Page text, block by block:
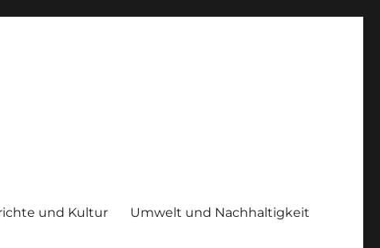
und Kultur Umwelt und Nachhaltigkeit